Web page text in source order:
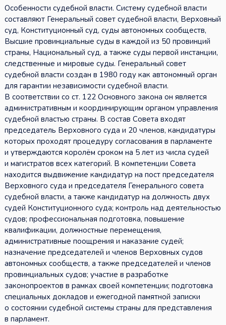
Особенности судебной власти. Систему судебной власти
составляют Генеральный совет судебной власти, Верховный
суд, Конституционный суд, суды автономных сообществ,
Высшие провинциальные суды в каждой из 50 провинций
страны, Национальный суд, а также суды первой инстанции,
следственные и мировые суды. Генеральный совет
судебной власти создан в 1980 году как автономный орган
для гарантии независимости судебной власти.
В соответствии со ст. 122 Основного закона он является
административным и координирующим органом управления
судебной властью страны. В состав Совета входят
председатель Верховного суда и 20 членов, кандидатуры
которых проходят процедуру согласования в парламенте
и утверждаются королём сроком на 5 лет из числа судей
и магистратов всех категорий. В компетенции Совета
находится выдвижение кандидатур на пост председателя
Верховного суда и председателя Генерального совета
судебной власти, а также кандидатур на должность двух
судей Конституционного суда; контроль над деятельностью
судов; профессиональная подготовка, повышение
квалификации, должностные перемещения,
административные поощрения и наказание судей;
назначение председателей и членов Верховных судов
автономных сообществ, а также председателей и членов
провинциальных судов; участие в разработке
законопроектов в рамках своей компетенции; подготовка
специальных докладов и ежегодной памятной записки
о состоянии судебной системы страны для представления
в парламент.